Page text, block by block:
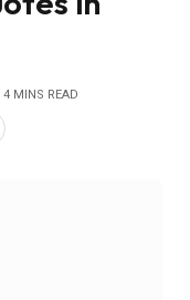
4 MINS READ